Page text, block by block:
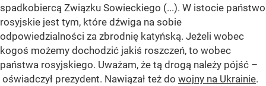
spadkobiercą Związku Sowieckiego (...). W istocie państwo
rosyjskie jest tym, które dźwiga na sobie
odpowiedzialności za zbrodnię katyńską. Jeżeli wobec
kogoś możemy dochodzić jakiś roszczeń, to wobec
państwa rosyjskiego. Uważam, że tą drogą należy pójść –
oświadczył prezydent. Nawiązał też do wojny na Ukrainie.